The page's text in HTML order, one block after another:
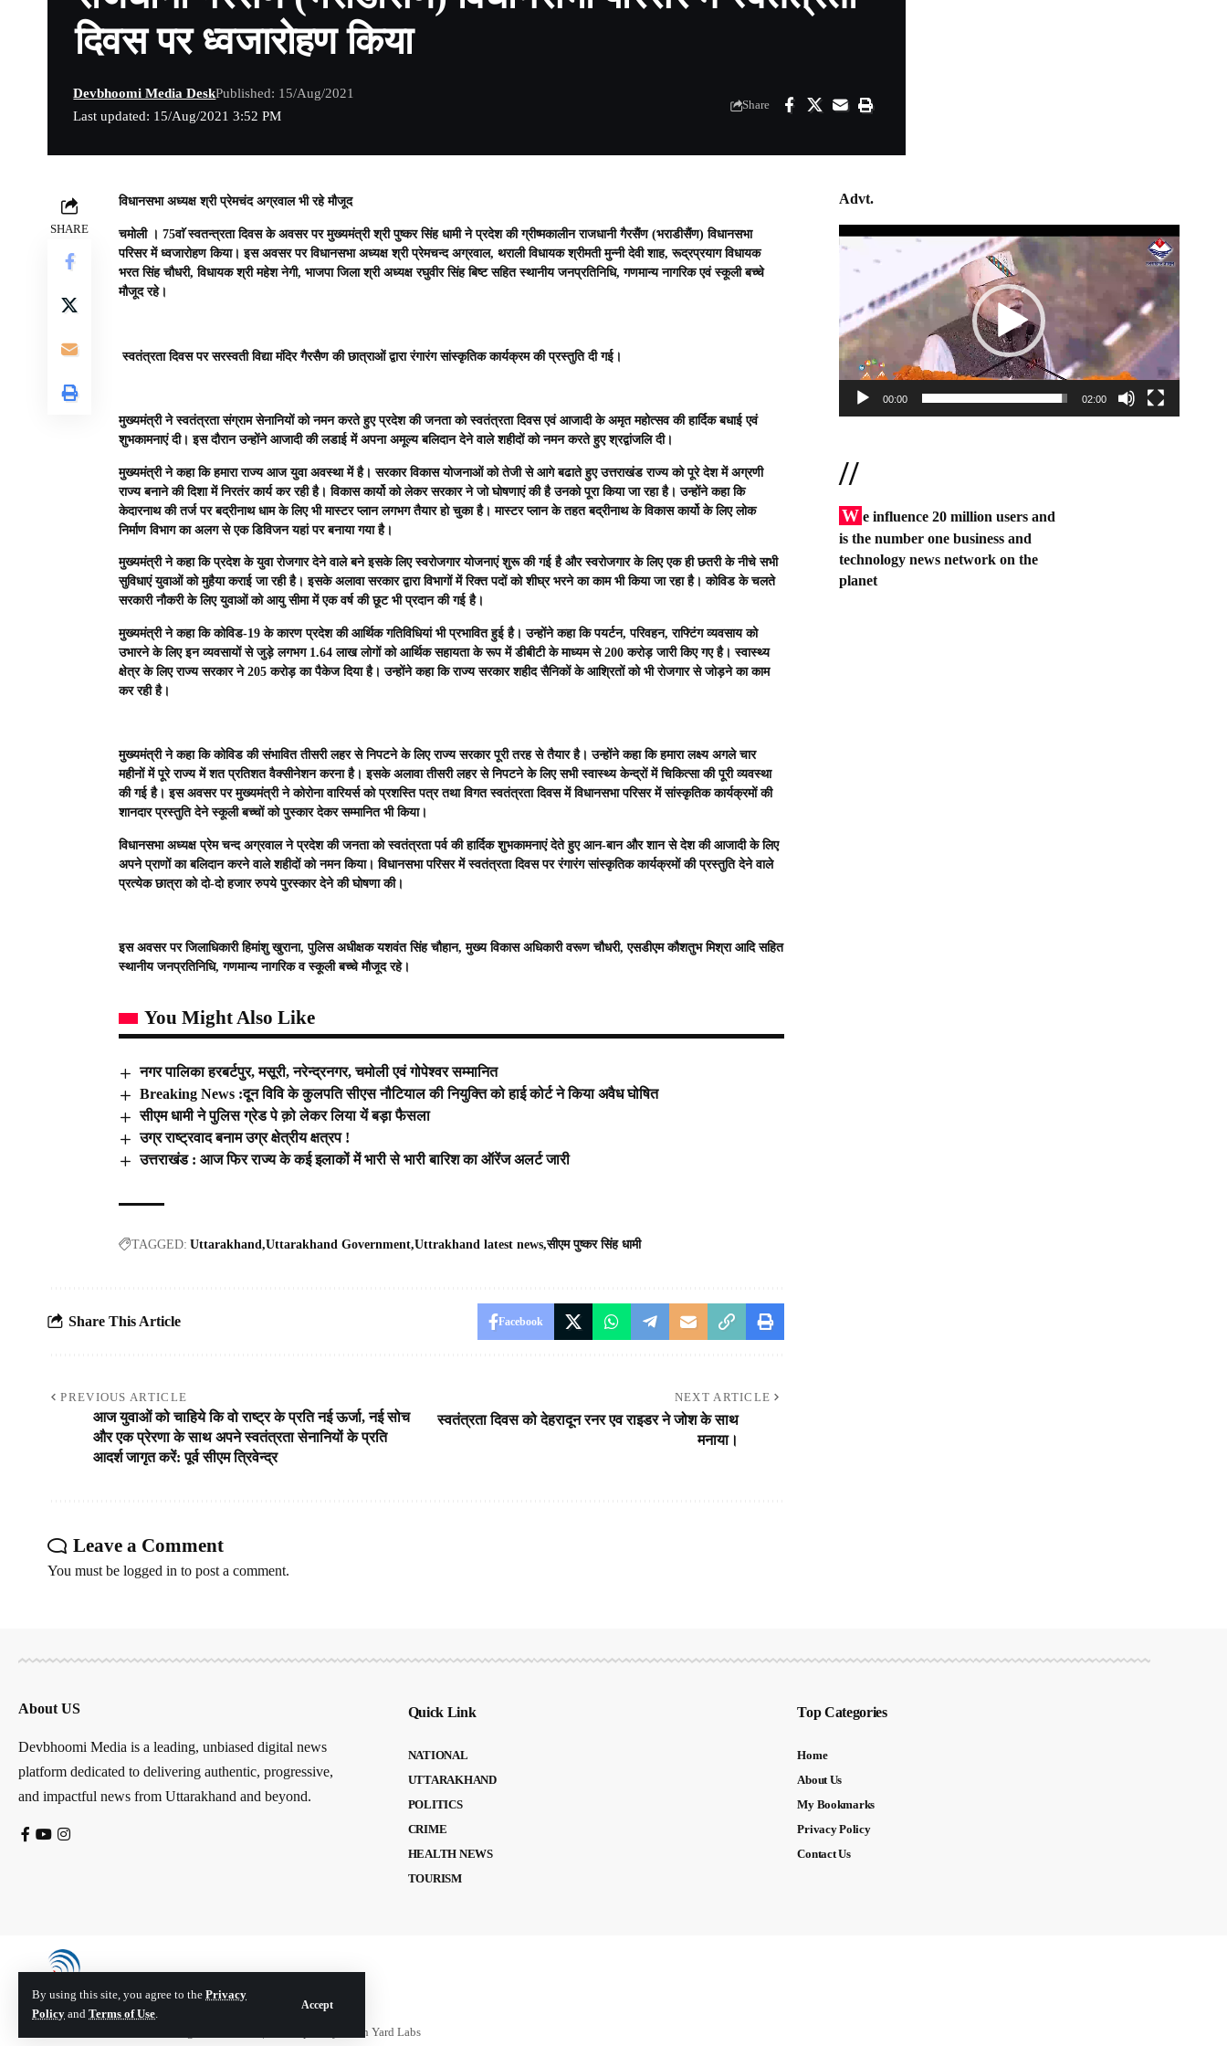
By using this site, you agree to the Privacy
Policy and Terms of Use.
Accept
दिवस पर ध्वजारोहण किया
Last updated: 15/Aug/2021 3:52 PM
Devbhoomi Media DeskPublished: 15/Aug/2021
Share
SHARE
विधानसभा अध्यक्ष श्री प्रेमचंद अग्रवाल भी रहे मौजूद
चमोली । 75वाॅ स्वतन्त्रता दिवस के अवसर पर मुख्यमंत्री श्री पुष्कर सिंह धामी ने प्रदेश की ग्रीष्मकालीन राजधानी गैरसैंण (भराडीसैंण) विधानसभा
परिसर में ध्वजारोहण किया। इस अवसर पर विधानसभा अध्यक्ष श्री प्रेमचन्द अग्रवाल, थराली विधायक श्रीमती मुन्नी देवी शाह, रूद्रप्रयाग विधायक
भरत सिंह चौधरी, विधायक श्री महेश नेगी, भाजपा जिला श्री अध्यक्ष रघुवीर सिंह बिष्ट सहित स्थानीय जनप्रतिनिधि, गणमान्य नागरिक एवं स्कूली बच्चे
मौजूद रहे।
स्वतंत्रता दिवस पर सरस्वती विद्या मंदिर गैरसैण की छात्राओं द्वारा रंगारंग सांस्कृतिक कार्यक्रम की प्रस्तुति दी गई।
मुख्यमंत्री ने स्वतंत्रता संग्राम सेनानियों को नमन करते हुए प्रदेश की जनता को स्वतंत्रता दिवस एवं आजादी के अमृत महोत्सव की हार्दिक बधाई एवं
शुभकामनाएं दी। इस दौरान उन्होंने आजादी की लडाई में अपना अमूल्य बलिदान देने वाले शहीदों को नमन करते हुए श्रद्वांजलि दी।
मुख्यमंत्री ने कहा कि हमारा राज्य आज युवा अवस्था में है। सरकार विकास योजनाओं को तेजी से आगे बढाते हुए उत्तराखंड राज्य को पूरे देश में अग्रणी
राज्य बनाने की दिशा में निरतंर कार्य कर रही है। विकास कार्यो को लेकर सरकार ने जो घोषणाएं की है उनको पूरा किया जा रहा है। उन्होंने कहा कि
केदारनाथ की तर्ज पर बद्रीनाथ धाम के लिए भी मास्टर प्लान लगभग तैयार हो चुका है। मास्टर प्लान के तहत बद्रीनाथ के विकास कार्यो के लिए लोक
निर्माण विभाग का अलग से एक डिविजन यहां पर बनाया गया है।
मुख्यमंत्री ने कहा कि प्रदेश के युवा रोजगार देने वाले बने इसके लिए स्वरोजगार योजनाएं शुरू की गई है और स्वरोजगार के लिए एक ही छतरी के नीचे सभी
सुविधाएं युवाओं को मुहैया कराई जा रही है। इसके अलावा सरकार द्वारा विभागों में रिक्त पदों को शीघ्र भरने का काम भी किया जा रहा है। कोविड के चलते
सरकारी नौकरी के लिए युवाओं को आयु सीमा में एक वर्ष की छूट भी प्रदान की गई है।
मुख्यमंत्री ने कहा कि कोविड-19 के कारण प्रदेश की आर्थिक गतिविधियां भी प्रभावित हुई है। उन्होंने कहा कि पयर्टन, परिवहन, राफ्टिंग व्यवसाय को
उभारने के लिए इन व्यवसायों से जुड़े लगभग 1.64 लाख लोगों को आर्थिक सहायता के रूप में डीबीटी के माध्यम से 200 करोड़ जारी किए गए है। स्वास्थ्य
क्षेत्र के लिए राज्य सरकार ने 205 करोड़ का पैकेज दिया है। उन्होंने कहा कि राज्य सरकार शहीद सैनिकों के आश्रितों को भी रोजगार से जोड़ने का काम
कर रही है।
मुख्यमंत्री ने कहा कि कोविड की संभावित तीसरी लहर से निपटने के लिए राज्य सरकार पूरी तरह से तैयार है। उन्होंने कहा कि हमारा लक्ष्य अगले चार
महीनों में पूरे राज्य में शत प्रतिशत वैक्सीनेशन करना है। इसके अलावा तीसरी लहर से निपटने के लिए सभी स्वास्थ्य केन्द्रों में चिकित्सा की पूरी व्यवस्था
की गई है। इस अवसर पर मुख्यमंत्री ने कोरोना वारियर्स को प्रशस्ति पत्र तथा विगत स्वतंत्रता दिवस में विधानसभा परिसर में सांस्कृतिक कार्यक्रमों की
शानदार प्रस्तुति देने स्कूली बच्चों को पुस्कार देकर सम्मानित भी किया।
विधानसभा अध्यक्ष प्रेम चन्द अग्रवाल ने प्रदेश की जनता को स्वतंत्रता पर्व की हार्दिक शुभकामनाएं देते हुए आन-बान और शान से देश की आजादी के लिए
अपने प्राणों का बलिदान करने वाले शहीदों को नमन किया। विधानसभा परिसर में स्वतंत्रता दिवस पर रंगारंग सांस्कृतिक कार्यक्रमों की प्रस्तुति देने वाले
प्रत्येक छात्रा को दो-दो हजार रुपये पुरस्कार देने की घोषणा की।
इस अवसर पर जिलाधिकारी हिमांशु खुराना, पुलिस अधीक्षक यशवंत सिंह चौहान, मुख्य विकास अधिकारी वरूण चौधरी, एसडीएम कौशतुभ मिश्रा आदि सहित
स्थानीय जनप्रतिनिधि, गणमान्य नागरिक व स्कूली बच्चे मौजूद रहे।
You Might Also Like
नगर पालिका हरबर्टपुर, मसूरी, नरेन्द्रनगर, चमोली एवं गोपेश्वर सम्मानित
Breaking News :दून विवि के कुलपति सीएस नौटियाल की नियुक्ति को हाई कोर्ट ने किया अवैध घोषित
सीएम धामी ने पुलिस ग्रेड पे क़ो लेकर लिया यें बड़ा फैसला
उग्र राष्ट्रवाद बनाम उग्र क्षेत्रीय क्षत्रप !
उत्तराखंड : आज फिर राज्य के कई इलाकों में भारी से भारी बारिश का ऑरेंज अलर्ट जारी
TAGGED: Uttarakhand Uttarakhand Government Uttrakhand latest news सीएम पुष्कर सिंह धामी
Share This Article Facebook
PREVIOUS ARTICLE
आज युवाओं को चाहिये कि वो राष्ट्र के प्रति नई ऊर्जा, नई सोच
और एक प्रेरणा के साथ अपने स्वतंत्रता सेनानियों के प्रति
आदर्श जागृत करें: पूर्व सीएम त्रिवेन्द्र
NEXT ARTICLE
स्वतंत्रता दिवस को देहरादून रनर एव राइडर ने जोश के साथ
मनाया।
Leave a Comment
You must be logged in to post a comment.
Advt.
Video
00:00 02:00
//
W e influence 20 million users and
is the number one business and
technology news network on the
planet
About US
Devbhoomi Media is a leading, unbiased digital news
platform dedicated to delivering authentic, progressive,
and impactful news from Uttarakhand and beyond.
Quick Link
NATIONAL
UTTARAKHAND
POLITICS
CRIME
HEALTH NEWS
TOURISM
Top Categories
Home
About Us
My Bookmarks
Privacy Policy
Contact Us
Tech Yard Labs